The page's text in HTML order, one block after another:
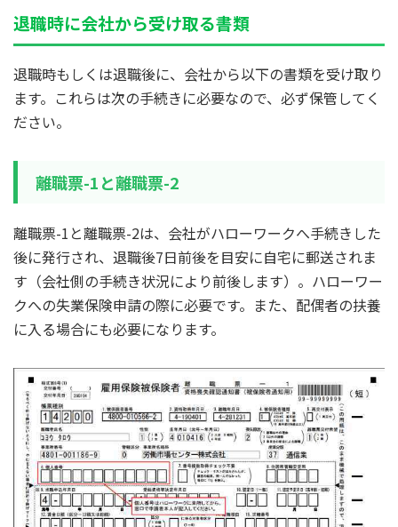
退職時に会社から受け取る書類
退職時もしくは退職後に、会社から以下の書類を受け取り
ます。これらは次の手続きに必要なので、必ず保管してく
ださい。
離職票-1と離職票-2
離職票-1と離職票-2は、会社がハローワークへ手続きした
後に発行され、退職後7日前後を目安に自宅に郵送されま
す（会社側の手続き状況により前後します）。ハローワー
クへの失業保険申請の際に必要です。また、配偶者の扶養
に入る場合にも必要になります。